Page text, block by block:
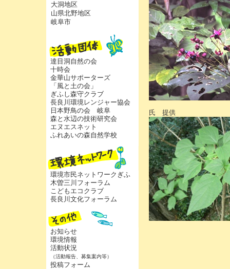
大洞地区
山県北野地区
岐阜市
達目洞自然の会
十時会
金華山サポーターズ
「風と土の会」
ぎふし森守クラブ
長良川環境レンジャー協会
日本野鳥の会 岐阜
森と水辺の技術研究会
エヌエスネット
ふれあいの森自然学校
環境市民ネットワークぎふ
木曽三川フォーラム
こどもエコクラブ
長良川文化フォーラム
お知らせ
環境情報
活動状況
（活動報告、募集案内等）
投稿フォーム
氏 提供